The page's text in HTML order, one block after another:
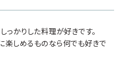
っかりした料理が好きです。
楽しめるものなら何でも好きで